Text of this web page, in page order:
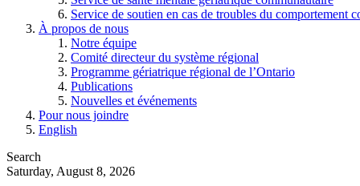
Service de soutien en cas de troubles du comportement
À propos de nous
Notre équipe
Comité directeur du système régional
Programme gériatrique régional de l’Ontario
Publications
Nouvelles et événements
Pour nous joindre
English
Search
Saturday, August 8, 2026